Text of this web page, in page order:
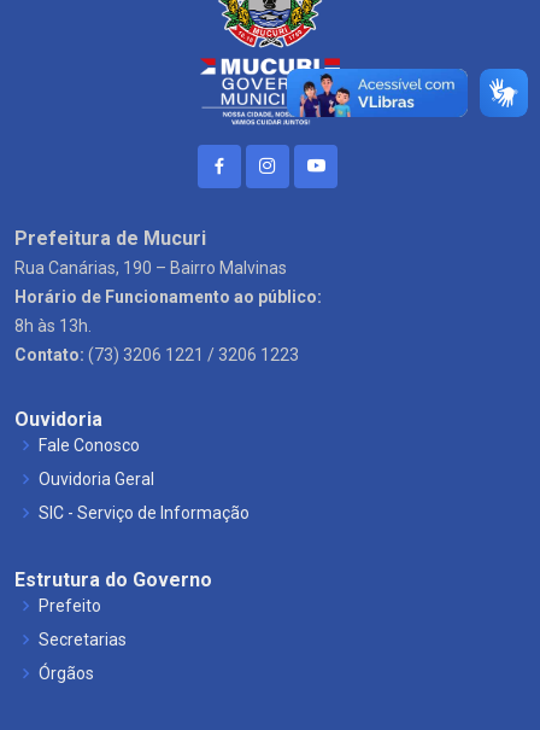
Prefeitura de Mucuri
Rua Canárias, 190 – Bairro Malvinas
Horário de Funcionamento ao público:
8h às 13h.
Contato: (73) 3206 1221 / 3206 1223
Ouvidoria
Fale Conosco
Ouvidoria Geral
SIC - Serviço de Informação
Estrutura do Governo
Prefeito
Secretarias
Órgãos